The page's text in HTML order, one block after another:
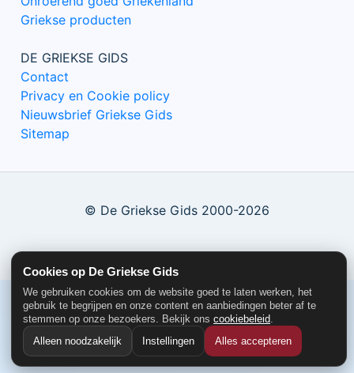
Cookies op De Griekse Gids
We gebruiken cookies om de website goed te laten werken, het
gebruik te begrijpen en onze content en aanbiedingen beter af te
stemmen op onze bezoekers. Bekijk ons cookiebeleid.
Alleen noodzakelijk
Instellingen Alles accepteren
Griekse producten
DE GRIEKSE GIDS
Contact
Privacy en Cookie policy
Nieuwsbrief Griekse Gids
Sitemap
© De Griekse Gids 2000-2026